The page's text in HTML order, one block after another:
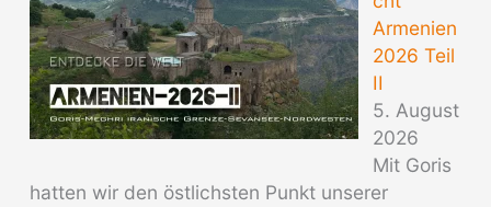
Armenien
2026 Teil
II
5. August
2026
Mit Goris
hatten wir den östlichsten Punkt unserer